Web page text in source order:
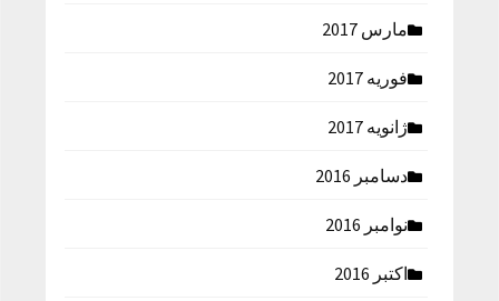
مارس 2017
فوریه 2017
ژانویه 2017
دسامبر 2016
نوامبر 2016
اکتبر 2016